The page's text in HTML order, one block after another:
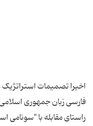
اخیرا تصمیمات
فارسی زبان جمهوری اسلامی
راستای مقابله با